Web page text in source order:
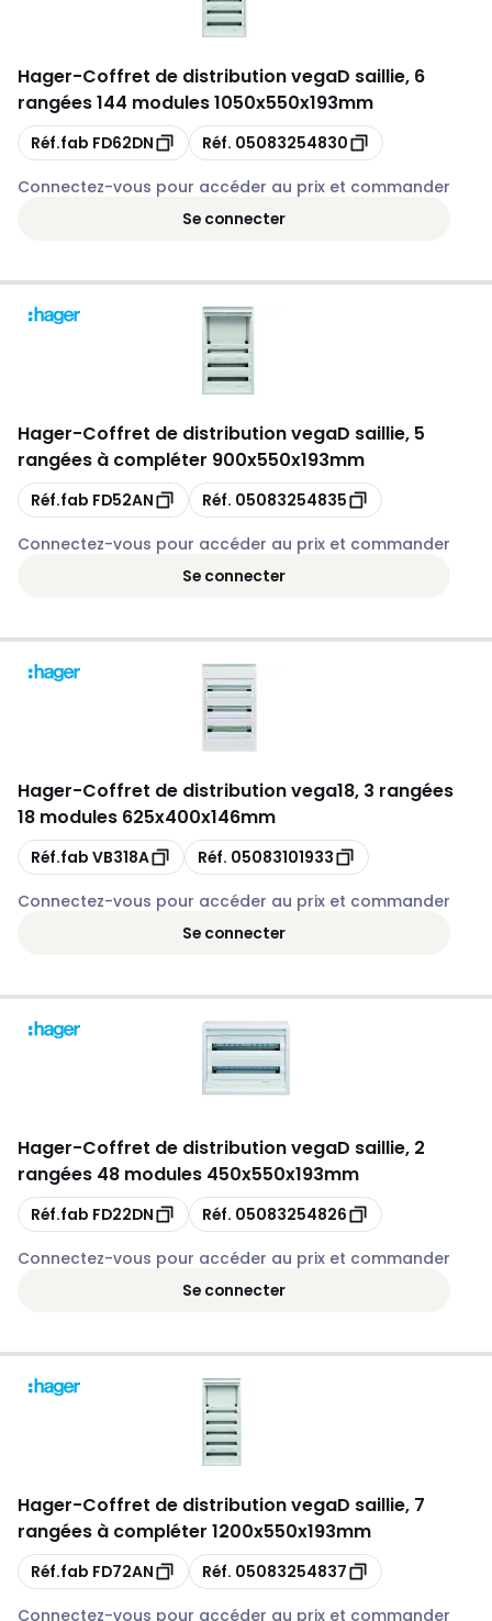
Hager-Coffret de distribution vegaD saillie, 6
rangées 144 modules 1050x550x193mm
Copie
Réf.fab FD62DN Copie
Réf. 05083254830
Connectez-vous pour accéder au prix et commander
Se connecter
Hager-Coffret de distribution vegaD saillie, 5
rangées à compléter 900x550x193mm
Copie
Réf.fab FD52AN Copie
Réf. 05083254835
Connectez-vous pour accéder au prix et commander
Se connecter
Hager-Coffret de distribution vega18, 3 rangées
18 modules 625x400x146mm
Copie
Réf.fab VB318A Copie
Réf. 05083101933
Connectez-vous pour accéder au prix et commander
Se connecter
Hager-Coffret de distribution vegaD saillie, 2
rangées 48 modules 450x550x193mm
Copie
Réf.fab FD22DN Copie
Réf. 05083254826
Connectez-vous pour accéder au prix et commander
Se connecter
Hager-Coffret de distribution vegaD saillie, 7
rangées à compléter 1200x550x193mm
Copie
Réf.fab FD72AN Copie
Réf. 05083254837
Connectez-vous pour accéder au prix et commander